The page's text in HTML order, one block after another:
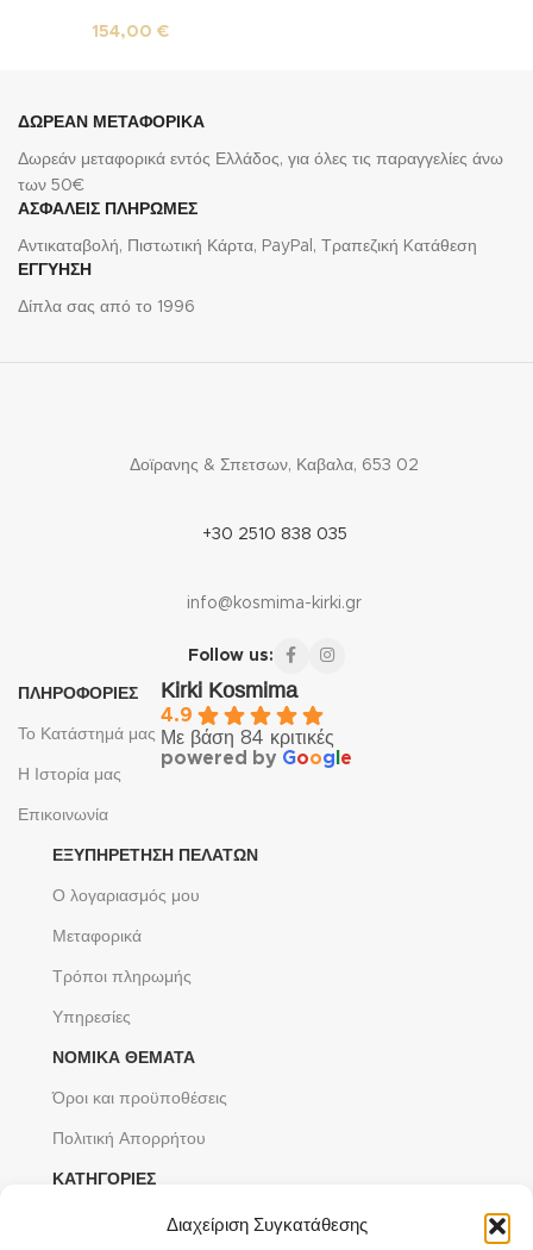
Διαχείριση Συγκατάθεσης
154,00 €
ΔΩΡΕΑΝ ΜΕΤΑΦΟΡΙΚΑ
Δωρεάν μεταφορικά εντός Ελλάδος, για όλες τις παραγγελίες άνω
των 50€
ΑΣΦΑΛΕΙΣ ΠΛΗΡΩΜΕΣ
Αντικαταβολή, Πιστωτική Κάρτα, PayPal, Τραπεζική Kατάθεση
ΕΓΓΥΗΣΗ
Δίπλα σας από το 1996
Δοϊρανης & Σπετσων, Καβαλα, 653 02
+30 2510 838 035
info@kosmima-kirki.gr
Follow us:
ΠΛΗΡΟΦΟΡΙΕΣ
Το Κατάστημά μας
Η Ιστορία μας
Επικοινωνία
Kirki Kosmima
4.9
Με βάση 84 κριτικές
powered by Goog e
ΕΞΥΠΗΡΈΤΗΣΗ ΠΕΛΑΤΏΝ
Ο λογαριασμός μου
Μεταφορικά
Τρόποι πληρωμής
Υπηρεσίες
ΝΟΜΙΚΆ ΘΈΜΑΤΑ
Όροι και προϋποθέσεις
Πολιτική Απορρήτου
ΚΑΤΗΓΟΡΙΕΣ
Ανδρικά Κοσμήματα